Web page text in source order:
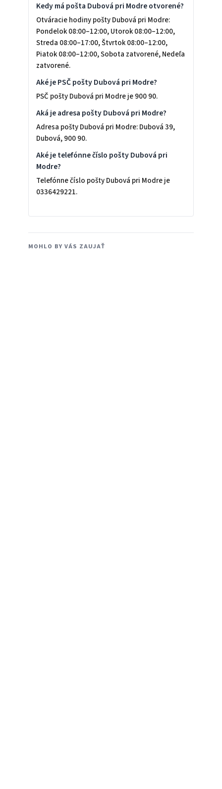
Kedy má pošta Dubová pri Modre otvorené?
Otváracie hodiny pošty Dubová pri Modre:
Pondelok 08:00–12:00, Utorok 08:00–12:00,
Streda 08:00–17:00, Štvrtok 08:00–12:00,
Piatok 08:00–12:00, Sobota zatvorené, Nedeľa
zatvorené.
Aké je PSČ pošty Dubová pri Modre?
PSČ pošty Dubová pri Modre je 900 90.
Aká je adresa pošty Dubová pri Modre?
Adresa pošty Dubová pri Modre: Dubová 39,
Dubová, 900 90.
Aké je telefónne číslo pošty Dubová pri
Modre?
Telefónne číslo pošty Dubová pri Modre je
0336429221.
MOHLO BY VÁS ZAUJAŤ